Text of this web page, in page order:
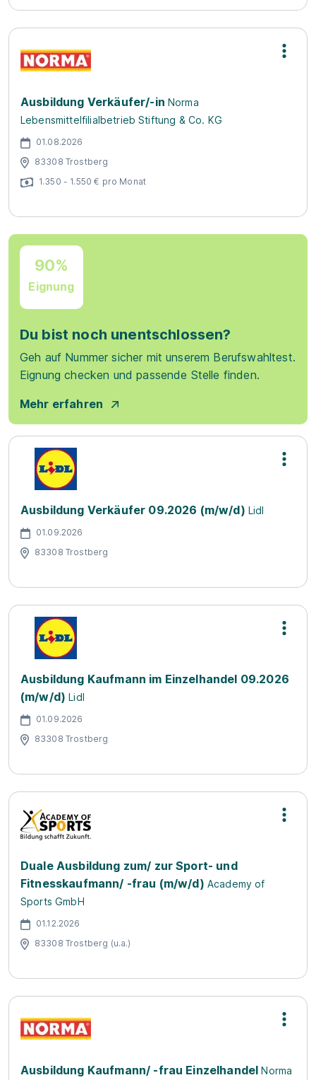
Ausbildung Verkäufer/-in Norma
Lebensmittelfilialbetrieb Stiftung & Co. KG
01.08.2026
83308 Trostberg
1.350 - 1.550 € pro Monat
90%
Eignung
Du bist noch unentschlossen?
Geh auf Nummer sicher mit unserem Berufswahltest.
Eignung checken und passende Stelle finden.
Mehr erfahren
Ausbildung Verkäufer 09.2026 (m/w/d) Lidl
01.09.2026
83308 Trostberg
Ausbildung Kaufmann im Einzelhandel 09.2026
(m/w/d) Lidl
01.09.2026
83308 Trostberg
Duale Ausbildung zum/ zur Sport- und
Fitnesskaufmann/ -frau (m/w/d) Academy of
Sports GmbH
01.12.2026
83308 Trostberg (u.a.)
Ausbildung Kaufmann/ -frau Einzelhandel Norma